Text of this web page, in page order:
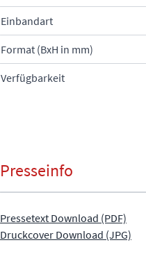
Einbandart
Format (BxH in mm)
Verfügbarkeit
Presseinfo
Pressetext Download (PDF)
Druckcover Download (JPG)